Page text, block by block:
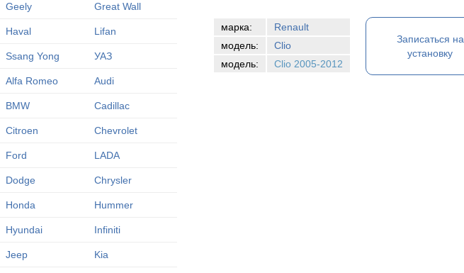
Geely Great Wall
Haval Lifan
Ssang Yong УАЗ
Alfa Romeo Audi
BMW Cadillac
Citroen Chevrolet
Ford LADA
Dodge Chrysler
Honda Hummer
Hyundai Infiniti
Jeep Kia
марка:
Renault
модель:
Clio
модель:
Clio 2005-2012
Записаться на
установку